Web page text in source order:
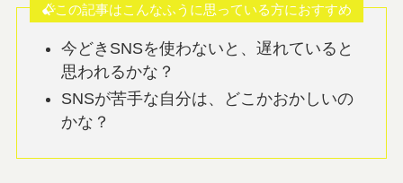
この記事はこんなふうに思っている方におすすめ
今どきSNSを使わないと、遅れていると
思われるかな？
SNSが苦手な自分は、どこかおかしいの
かな？